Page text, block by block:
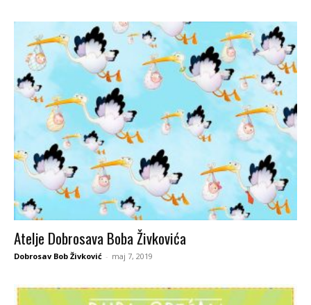
Atelje Dobrosava Boba Živkovića
Dobrosav Bob Živković - maj 7, 2019